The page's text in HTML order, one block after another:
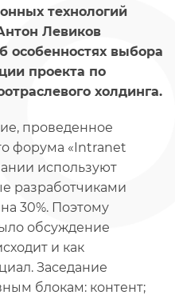
технологий
Левиков
особенностях выбора
проекта по
холдинга.
проведенное
форума «Intranet
используют
разработчиками
30%. Поэтому
обсуждение
и как
Заседание
блокам: контент;